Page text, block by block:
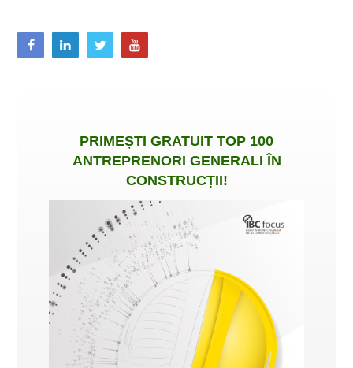
PRIMEȘTI GRATUIT TOP 100
ANTREPRENORI GENERALI ÎN
CONSTRUCȚII!